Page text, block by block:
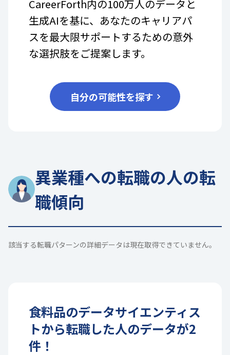
CareerForth内の100万人のデータと
生成AIを基に、あなたのキャリアパ
スを最大限サポートするための意外
な選択肢をご提案します。
自分の可能性を探す
異業種への転職の人の転
職傾向
該当する転職パターンの詳細データは現在取得できていません。
食料品のデータサイエンティス
トから転職した人のデータが2
件！